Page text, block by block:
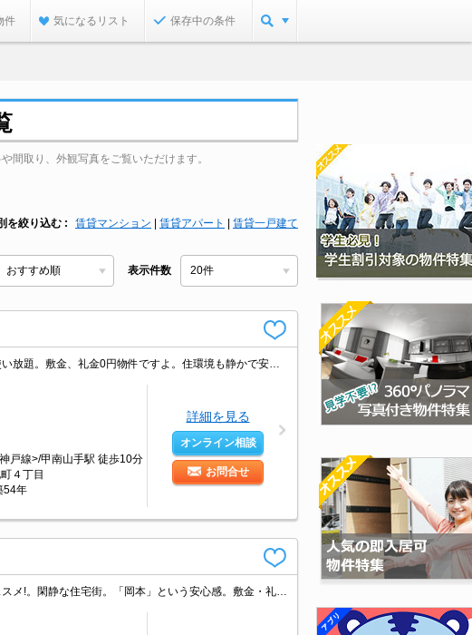
件 気になるリスト 保存中の条件
間取り、外観写真をご覧いただけます。
を絞り込む 賃貸マンション 賃貸アパート 賃貸一戸建て
表示件数
戸線>/甲南山手駅 徒歩10分
４丁目
54年
詳細を見る
オンライン相談
お問合せ